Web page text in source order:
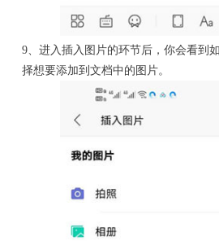
9、进入插入图片的环节后，你会看到
择想要添加到文档中的图片。